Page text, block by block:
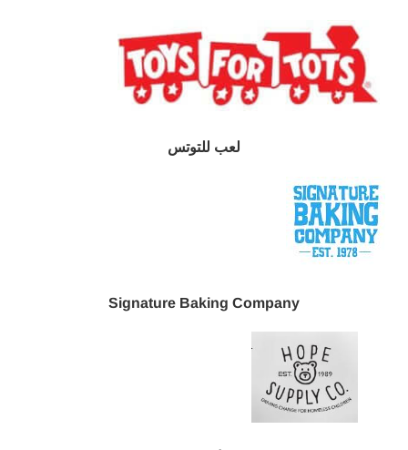
Signature Baking Company
لعب للتوتس